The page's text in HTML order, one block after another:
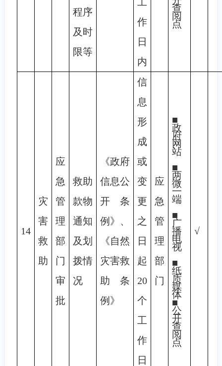
程序
及时
限等
作
日
内
查
阅
点
14
灾
害
救
助
应
急
管
理
部
门
审
批
救助
款物
通知
及划
拨情
况
《政府
信息公
开条
例》、
《自然
灾害救
助条
例》
信
息
形
成
或
变
更
之
日
起
20
个
工
作
日
应
急
管
理
部
门
■
政
府
网
站
■
两
微
一
端
■
广
播
电
视
■
纸
质
媒
体
■
公
开
查
阅
点
√